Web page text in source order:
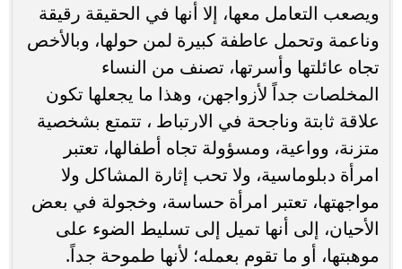
ويصعب التعامل معها، إلا أنها في الحقيقة رقيقة
وناعمة وتحمل عاطفة كبيرة لمن حولها، وبالأخص
تجاه عائلتها وأسرتها، تصنف من النساء
المخلصات جداً لأزواجهن، وهذا ما يجعلها تكون
علاقة ثابتة وناجحة في الارتباط ، تتمتع بشخصية
متزنة، وواعية، ومسؤولة تجاه أطفالها، تعتبر
امرأة دبلوماسية، ولا تحب إثارة المشاكل ولا
مواجهتها، تعتبر امرأة حساسة، وخجولة في بعض
الأحيان، إلى أنها تميل إلى تسليط الضوء على
موهبتها، أو ما تقوم بعمله؛ لأنها طموحة جداً.